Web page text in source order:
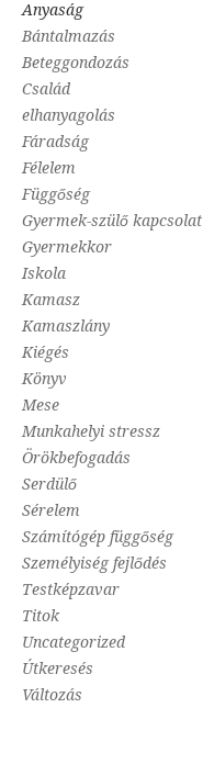
Anyaság
Bántalmazás
Beteggondozás
Család
elhanyagolás
Fáradság
Félelem
Függőség
Gyermek-szülő kapcsolat
Gyermekkor
Iskola
Kamasz
Kamaszlány
Kiégés
Könyv
Mese
Munkahelyi stressz
Örökbefogadás
Serdülő
Sérelem
Számítógép függőség
Személyiség fejlődés
Testképzavar
Titok
Uncategorized
Útkeresés
Változás